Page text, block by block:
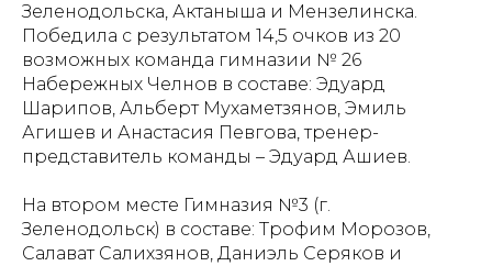
Зеленодольска, Актаныша и Мензелинска.
Победила с результатом 14,5 очков из 20
возможных команда гимназии № 26
Набережных Челнов в составе: Эдуард
Шарипов, Альберт Мухаметзянов, Эмиль
Агишев и Анастасия Певгова, тренер-
представитель команды – Эдуард Ашиев.
На втором месте Гимназия №3 (г.
Зеленодольск) в составе: Трофим Морозов,
Салават Салихзянов, Даниэль Серяков и